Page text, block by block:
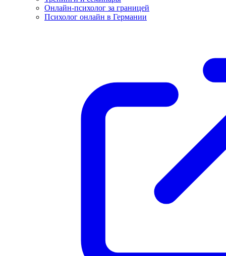
Онлайн-психолог за границей
Психолог онлайн в Германии